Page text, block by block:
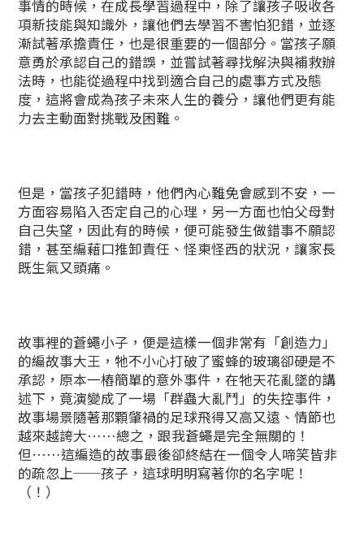
事情的時候，在成長學習過程中，除了讓孩子吸收各
項新技能與知識外，讓他們去學習不害怕犯錯，並逐
漸試著承擔責任，也是很重要的一個部分。當孩子願
意勇於承認自己的錯誤，並嘗試著尋找解決與補救辦
法時，也能從過程中找到適合自己的處事方式及態
度，這將會成為孩子未來人生的養分，讓他們更有能
力去主動面對挑戰及困難。
但是，當孩子犯錯時，他們內心難免會感到不安，一
方面容易陷入否定自己的心理，另一方面也怕父母對
自己失望，因此有的時候，便可能發生做錯事不願認
錯，甚至編藉口推卸責任、怪東怪西的狀況，讓家長
既生氣又頭痛。
故事裡的蒼蠅小子，便是這樣一個非常有「創造力」
的編故事大王，牠不小心打破了蜜蜂的玻璃卻硬是不
承認，原本一樁簡單的意外事件，在牠天花亂墜的講
述下，竟演變成了一場「群蟲大亂鬥」的失控事件，
故事場景隨著那顆肇禍的足球飛得又高又遠、情節也
越來越誇大……總之，跟我蒼蠅是完全無關的！
但……這編造的故事最後卻終結在一個令人啼笑皆非
的疏忽上──孩子，這球明明寫著你的名字呢！
（！）